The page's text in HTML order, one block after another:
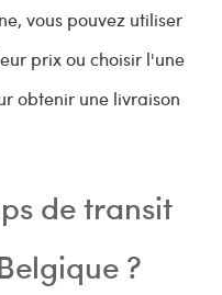
vous pouvez utiliser
prix ou choisir l'une
obtenir une livraison
de transit
?